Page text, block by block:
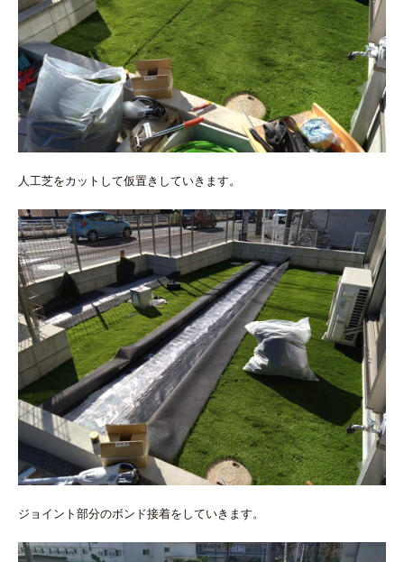
人工芝をカットして仮置きしていきます。
ジョイント部分のボンド接着をしていきます。